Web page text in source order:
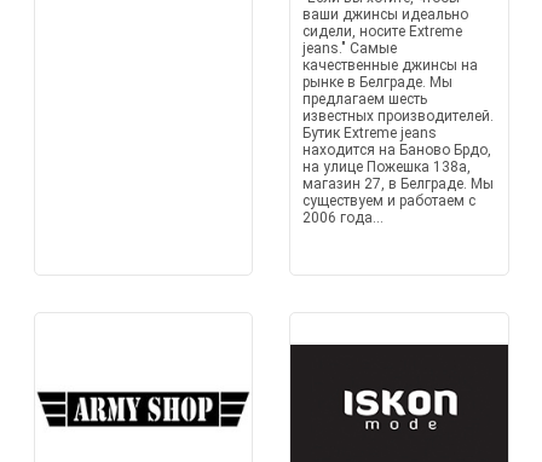
ваши джинсы идеально
сидели, носите Extreme
jeans." Самые
качественные джинсы на
рынке в Белграде. Мы
предлагаем шесть
известных производителей.
Бутик Extreme jeans
находится на Баново Брдо,
на улице Пожешка 138а,
магазин 27, в Белграде. Мы
существуем и работаем с
2006 года...